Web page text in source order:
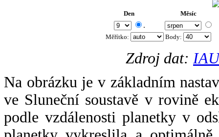
Den Měsíc
.
Měřítko: Body:
Zdroj dat:
Na obrázku je v základním
ve Sluneční soustavě v rovině
podle vzdálenosti planetky v